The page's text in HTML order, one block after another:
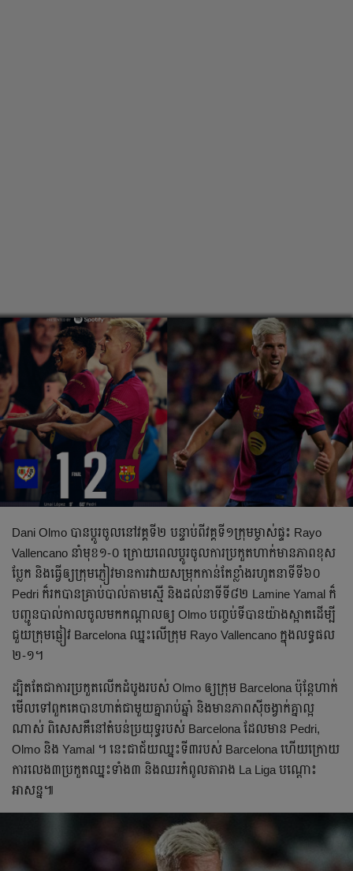
Dani Olmo បាន​ប្ដូរ​ចូល​នៅ​វគ្គ​ទី​២ ​បន្ទាប់​ពី​វគ្គ​ទី​១​ក្រុម​ម្ចាស់​ផ្ទះ Rayo
Vallencano នាំ​មុខ​១-០ ក្រោយ​ពេល​ប្ដូរ​ចូល​ការ​ប្រកួត​ហាក់​មាន​ភាព​ខុស​
ប្លែក​​ និង​​ធ្វើ​ឲ្យ​ក្រុម​​ភ្ញៀវ​មាន​ការ​វាយ​សម្រុក​កាន់​តែ​ខ្លាំង​រហូត​នាទី​ទី​៦០
Pedri ​ក៏​រក​បាន​គ្រាប់​បាល់​តាម​ស្មើ ​និង​​​ដល់​នាទី​ទី​៨២​ Lamine Yamal ក៏​
បញ្ជូន​​បាល់​កាល​​ចូល​មក​កណ្ដាល​ឲ្យ Olmo បញ្ចប់​ទី​បាន​យ៉ាង​ស្អាត​​ដើម្បី​
ជួយ​ក្រុម​ផ្ញៀវ​ Barcelona ​ឈ្នះ​លើ​ក្រុម Rayo Vallencano ក្នុង​លទ្ធផល​
២-១​។
​ដ្បិត​តែ​ជា​ការ​ប្រកួត​លើក​ដំបូង​របស់ Olmo ​ឲ្យ​ក្រុម Barcelona ប៉ុន្តែ​ហាក់​
មើល​ទៅ​ពួក​គេ​បាន​ហាត់​ជាមួយ​គ្នា​រាប់​ឆ្នាំ​ និង​មាន​ភាព​ស៊ីចង្វាក់​គ្នា​ល្អ​
ណាស់​ ពិសេស​គឺ​នៅ​តំបន់​ប្រយុទ្ធ​របស់​ Barcelona ​ដែល​មាន Pedri,
Olmo និង Yamal ។ នេះ​ជា​ជ័យ​ឈ្នះ​ទី​៣​របស់ Barcelona ហើយ​ក្រោយ​
ការ​លេង​៣​ប្រកួត​ឈ្នះ​ទាំង​៣​ និង​ឈរ​កំពូល​តារាង​ La Liga បណ្ដោះ​
អាសន្ន៕​​​